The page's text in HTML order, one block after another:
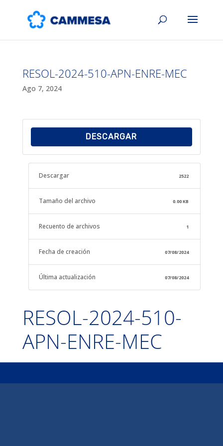
RESOL-2024-510-APN-ENRE-MEC
Ago 7, 2024
DESCARGAR
Descargar 2522
Tamaño del archivo 0.00 KB
Recuento de archivos 1
Fecha de creación 07/08/2024
Última actualización 07/08/2024
RESOL-2024-510-
APN-ENRE-MEC